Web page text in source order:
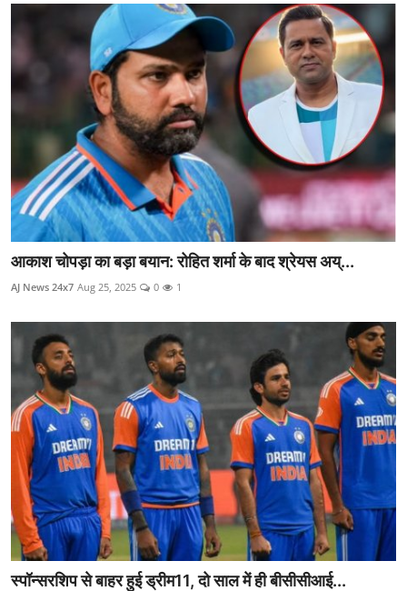
आकाश चोपड़ा का बड़ा बयान: रोहित शर्मा के बाद श्रेयस अय्...
AJ News 24x7 Aug 25, 2025 0 1
स्पॉन्सरशिप से बाहर हुई ड्रीम11, दो साल में ही बीसीसीआई...